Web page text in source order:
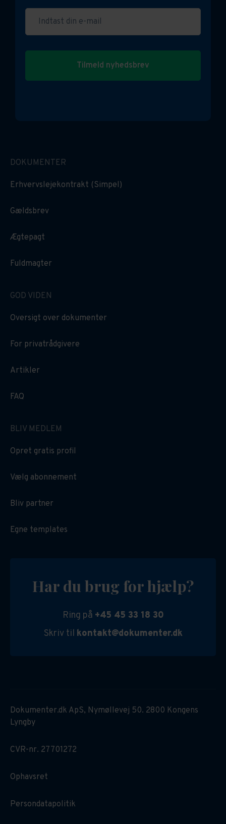
Indtast din e-mail
Tilmeld nyhedsbrev
DOKUMENTER
Erhvervslejekontrakt (Simpel)
Gældsbrev
Ægtepagt
Fuldmagter
GOD VIDEN
Oversigt over dokumenter
For privatrådgivere
Artikler
FAQ
BLIV MEDLEM
Opret gratis profil
Vælg abonnement
Bliv partner
Egne templates
Har du brug for hjælp?
Ring på +45 45 33 18 30
Skriv til kontakt@dokumenter.dk
Dokumenter.dk ApS, Nymøllevej 50. 2800 Kongens
Lyngby
CVR-nr. 27701272
Ophavsret
Persondatapolitik